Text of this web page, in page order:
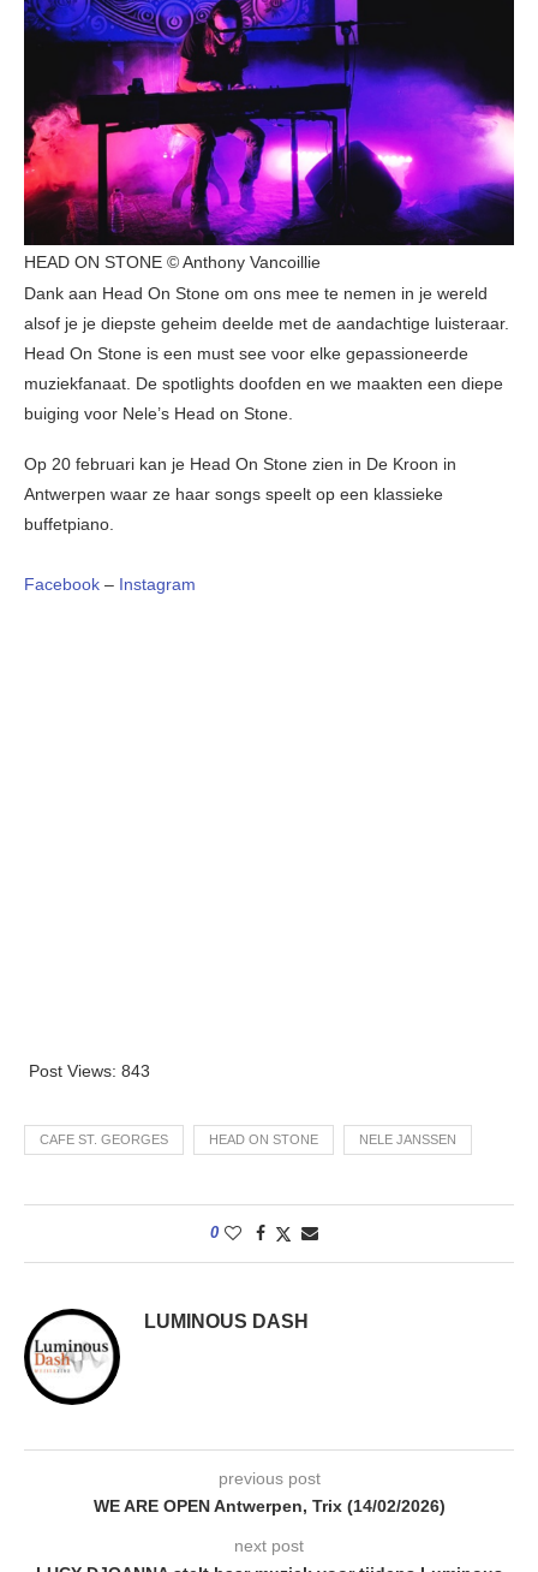
HEAD ON STONE © Anthony Vancoillie
Dank aan Head On Stone om ons mee te nemen in je wereld
alsof je je diepste geheim deelde met de aandachtige luisteraar.
Head On Stone is een must see voor elke gepassioneerde
muziekfanaat. De spotlights doofden en we maakten een diepe
buiging voor Nele’s Head on Stone.
Op 20 februari kan je Head On Stone zien in De Kroon in
Antwerpen waar ze haar songs speelt op een klassieke
buffetpiano.
Facebook – Instagram
Post Views: 843
CAFE ST. GEORGES HEAD ON STONE NELE JANSSEN
0
LUMINOUS DASH
previous post
WE ARE OPEN Antwerpen, Trix (14/02/2026)
next post